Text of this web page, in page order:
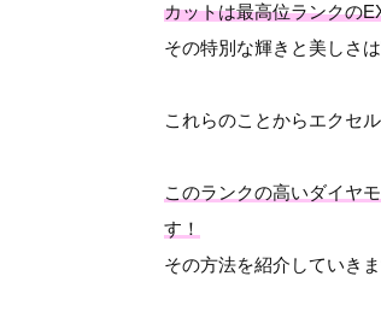
カットは最高位ランクの
その特別な輝きと美しさ
これらのことからエクセ
このランクの高いダイヤ
す！
その方法を紹介していきま